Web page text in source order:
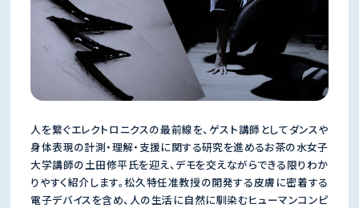
人を繋ぐエレクトロニクスの最前線を、ゲスト講師としてダンスや
身体表現の計測・理解・支援に関する研究を進めるお茶の水女子
大学講師の土田修平氏を迎え、デモを交えながらできる限りわか
りやすく紹介します。松久特任准教授の開発する皮膚に密着する
電子デバイスを含め、人の生活に自然に馴染むヒューマンコンピ